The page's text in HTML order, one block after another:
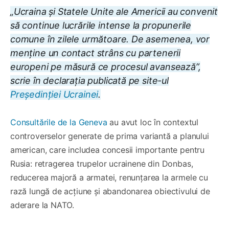
„Ucraina și Statele Unite ale Americii au convenit
să continue lucrările intense la propunerile
comune în zilele următoare. De asemenea, vor
menține un contact strâns cu partenerii
europeni pe măsură ce procesul avansează”,
scrie în declarația publicată pe site-ul
Președinției Ucrainei.
Consultările de la Geneva au avut loc în contextul
controverselor generate de prima variantă a planului
american, care includea concesii importante pentru
Rusia: retragerea trupelor ucrainene din Donbas,
reducerea majoră a armatei, renunțarea la armele cu
rază lungă de acțiune și abandonarea obiectivului de
aderare la NATO.